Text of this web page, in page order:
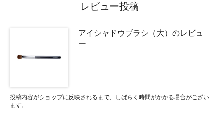
レビュー投稿
アイシャドウブラシ（大）のレビュ
ー
投稿内容がショップに反映されるまで、しばらく時間がかかる場合がござい
ます。